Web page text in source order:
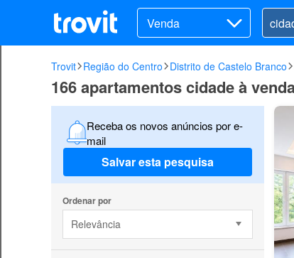
Venda
Trovit Região do Centro Distrito de Castelo Branco
166 apartamentos cidade à
Receba os novos anúncios por e-
mail
Salvar esta pesquisa
Ordenar por
Relevância